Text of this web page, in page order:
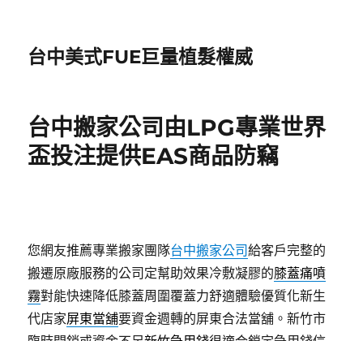
台中美式FUE巨量植髮權威
台中搬家公司由LPG專業世界
盃投注提供EAS商品防竊
您網友推薦專業搬家團隊台中搬家公司給客戶完整的
搬遷原廠服務的公司定幫助效果冷敷凝膠的膝蓋痛噴
霧對能快速降低膝蓋周圍覆蓋力舒適體驗優質化新生
代店家屏東當舖要資金週轉的屏東合法當舖。新竹市